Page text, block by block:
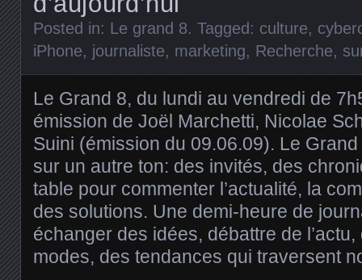
Posted in: Le grand 8. Tagged: culture,
iPhone, journaliste, marketing, Recherche,
Le Grand 8, du lundi au vendredi de
émission de Joël Marchetti, Nicolae
Suini (émission du 09.06.09). Le Grand
sur un autre ton: des invités, des
table pour commenter l’actualité, la
des solutions. Une demi-heure de
échanger des idées, débattre de
modes, des tendances qui traversent